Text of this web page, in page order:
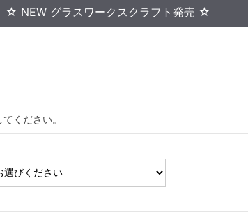
☆ NEW グラスワークスクラフト発売 ☆
ください。